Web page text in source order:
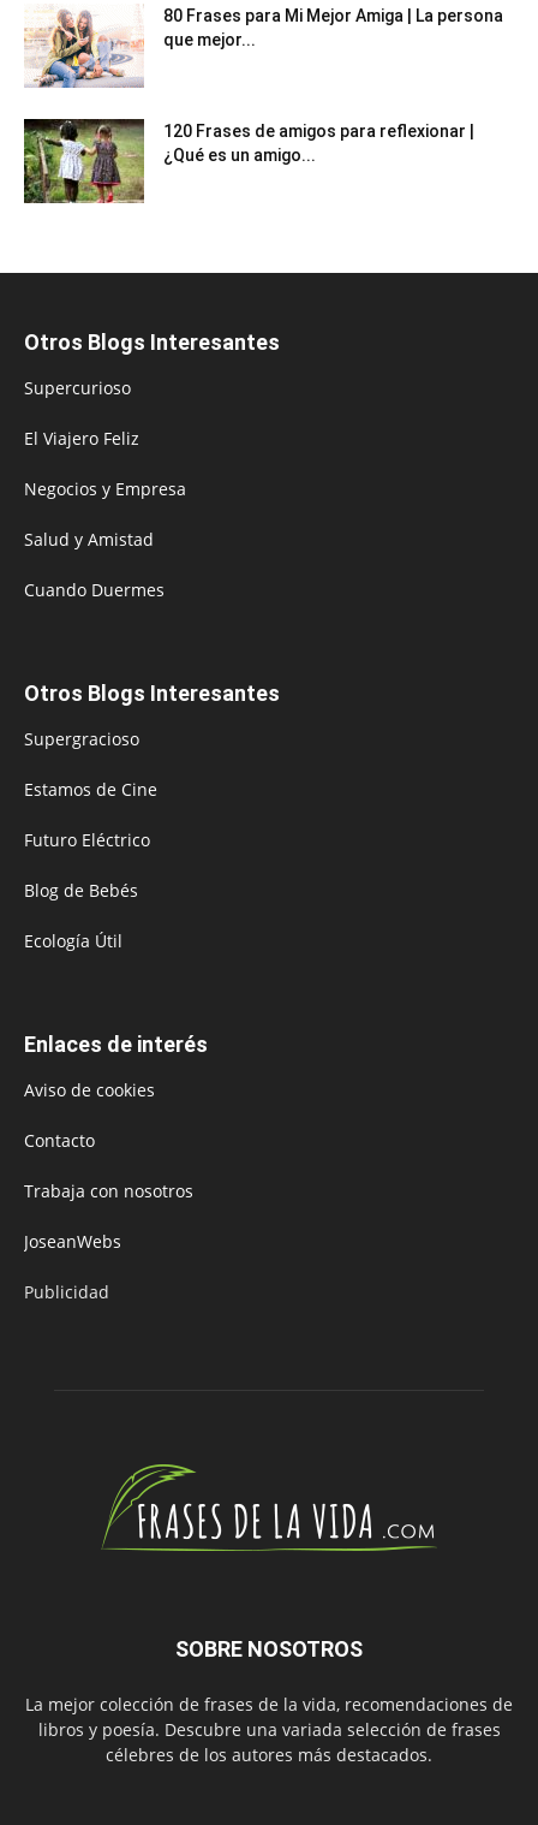
80 Frases para Mi Mejor Amiga | La persona
que mejor...
120 Frases de amigos para reflexionar |
¿Qué es un amigo...
Otros Blogs Interesantes
Supercurioso
El Viajero Feliz
Negocios y Empresa
Salud y Amistad
Cuando Duermes
Otros Blogs Interesantes
Supergracioso
Estamos de Cine
Futuro Eléctrico
Blog de Bebés
Ecología Útil
Enlaces de interés
Aviso de cookies
Contacto
Trabaja con nosotros
JoseanWebs
Publicidad
SOBRE NOSOTROS
La mejor colección de frases de la vida, recomendaciones de
libros y poesía. Descubre una variada selección de frases
célebres de los autores más destacados.